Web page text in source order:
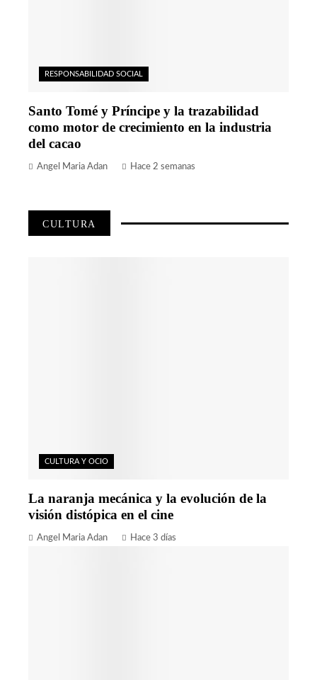
RESPONSABILIDAD SOCIAL
Santo Tomé y Príncipe y la trazabilidad
como motor de crecimiento en la industria
del cacao
Angel Maria Adan Hace 2 semanas
CULTURA
CULTURA Y OCIO
La naranja mecánica y la evolución de la
visión distópica en el cine
Angel Maria Adan Hace 3 días